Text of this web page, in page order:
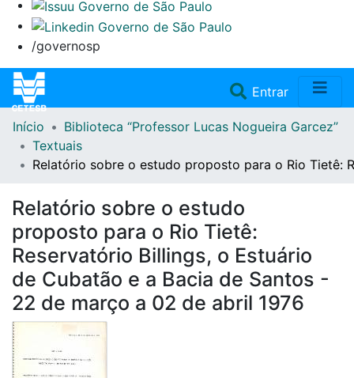
/governosp
Entrar(current)
Home
Repositório
Doações/Aquisições
Fale Conosco
Início
Biblioteca “Professor Lucas Nogueira Garcez”
Textuais
Relatório sobre o estudo proposto para o Rio Tietê:
Relatório sobre o estudo
proposto para o Rio Tietê:
Reservatório Billings, o Estuário
de Cubatão e a Bacia de Santos -
22 de março a 02 de abril 1976